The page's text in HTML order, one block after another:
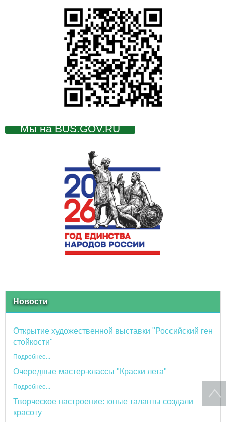
Мы на BUS.GOV.RU
Новости
Открытие художественной выставки "Российский ген
стойкости"
Подробнее...
Очередные мастер-классы "Краски лета"
Подробнее...
Творческое настроение: юные таланты создали
красоту